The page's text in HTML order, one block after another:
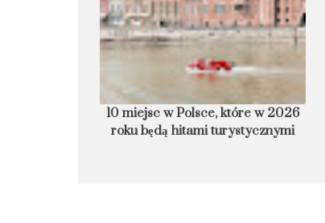
10 miejsc w Polsce, które w 2026 roku
będą hitami turystycznymi